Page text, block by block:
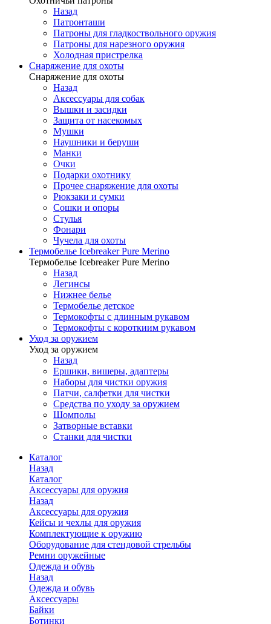
Назад
Патронташи
Патроны для гладкоствольного оружия
Патроны для нарезного оружия
Холодная пристрелка
Снаряжение для охоты
Снаряжение для охоты
Назад
Аксессуары для собак
Вышки и засидки
Защита от насекомых
Мушки
Наушники и беруши
Манки
Очки
Подарки охотнику
Прочее снаряжение для охоты
Рюкзаки и сумки
Сошки и опоры
Стулья
Фонари
Чучела для охоты
Термобелье Icebreaker Pure Merino
Термобелье Icebreaker Pure Merino
Назад
Легинсы
Нижнее белье
Термобелье детское
Термокофты с длинным рукавом
Термокофты с короткиим рукавом
Уход за оружием
Уход за оружием
Назад
Ершики, вишеры, адаптеры
Наборы для чистки оружия
Патчи, салфетки для чистки
Средства по уходу за оружием
Шомполы
Затворные вставки
Станки для чистки
Каталог
Назад
Каталог
Аксессуары для оружия
Назад
Аксессуары для оружия
Кейсы и чехлы для оружия
Комплектующие к оружию
Оборудование для стендовой стрельбы
Ремни оружейные
Одежда и обувь
Назад
Одежда и обувь
Аксессуары
Байки
Ботинки